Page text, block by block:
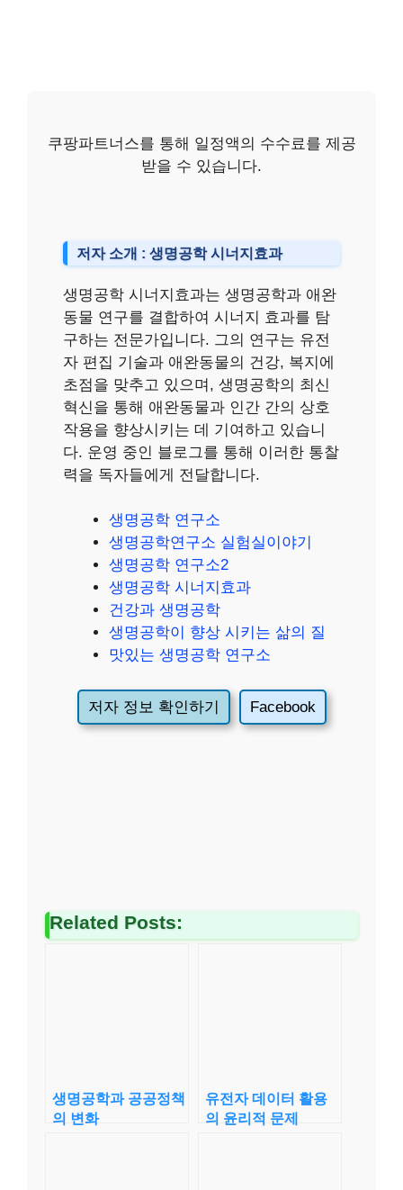
쿠팡파트너스를 통해 일정액의 수수료를 제공
받을 수 있습니다.
저자 소개 : 생명공학 시너지효과
생명공학 시너지효과는 생명공학과 애완
동물 연구를 결합하여 시너지 효과를 탐
구하는 전문가입니다. 그의 연구는 유전
자 편집 기술과 애완동물의 건강, 복지에
초점을 맞추고 있으며, 생명공학의 최신
혁신을 통해 애완동물과 인간 간의 상호
작용을 향상시키는 데 기여하고 있습니
다. 운영 중인 블로그를 통해 이러한 통찰
력을 독자들에게 전달합니다.
생명공학 연구소
생명공학연구소 실험실이야기
생명공학 연구소2
생명공학 시너지효과
건강과 생명공학
생명공학이 향상 시키는 삶의 질
맛있는 생명공학 연구소
저자 정보 확인하기 Facebook
Related Posts:
생명공학과 공공정책
의 변화
유전자 데이터 활용
의 윤리적 문제